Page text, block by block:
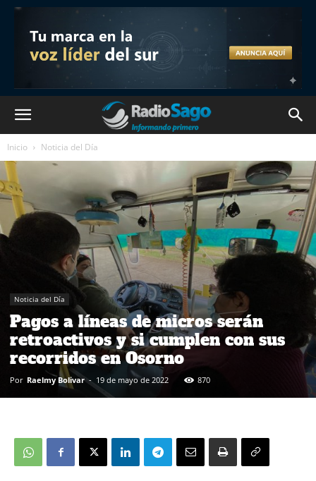
Inicio Noticia del Día
Noticia del Día
Pagos a líneas de micros serán
retroactivos y si cumplen con sus
recorridos en Osorno
Por Raelmy Bolivar - 19 de mayo de 2022 870